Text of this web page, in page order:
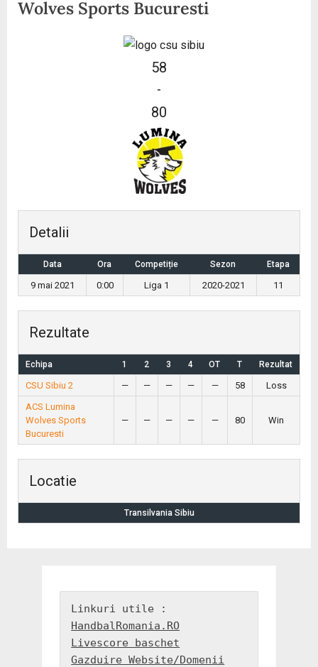
Wolves Sports Bucuresti
58
-
80
Detalii
Data Ora Competiție Sezon Etapa
9 mai 2021 0:00 Liga 1 2020-2021 11
Rezultate
Echipa 1 2 3 4 OT T Rezultat
CSU Sibiu 2 — — — — — 58
Loss
ACS Lumina
Wolves Sports
Bucuresti
— — — — — 80 Win
Locatie
Transilvania Sibiu
HandbalRomania.RO
Livescore baschet
Gazduire Website/Domenii